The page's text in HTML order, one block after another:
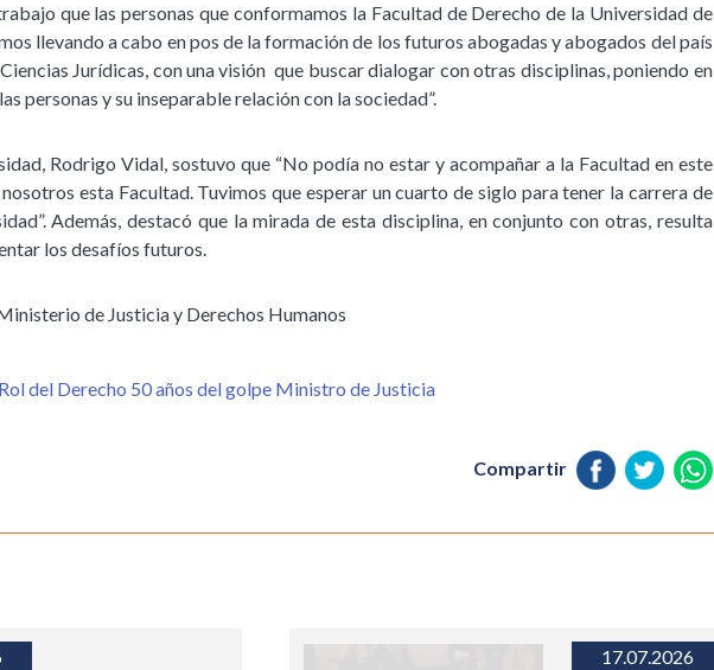
que las personas que conformamos la Facultad de Derecho de la Universidad de
llevando a cabo en pos de la formación de los futuros abogadas y abogados del país
Jurídicas, con una visión que buscar dialogar con otras disciplinas, poniendo en
personas y su inseparable relación con la sociedad”.
Rodrigo Vidal, sostuvo que “No podía no estar y acompañar a la Facultad en este
esta Facultad. Tuvimos que esperar un cuarto de siglo para tener la carrera de
Además, destacó que la mirada de esta disciplina, en conjunto con otras, resulta
los desafíos futuros.
de Justicia y Derechos Humanos
del Derecho 50 años del golpe Ministro de Justicia
Compartir
17.07.2026